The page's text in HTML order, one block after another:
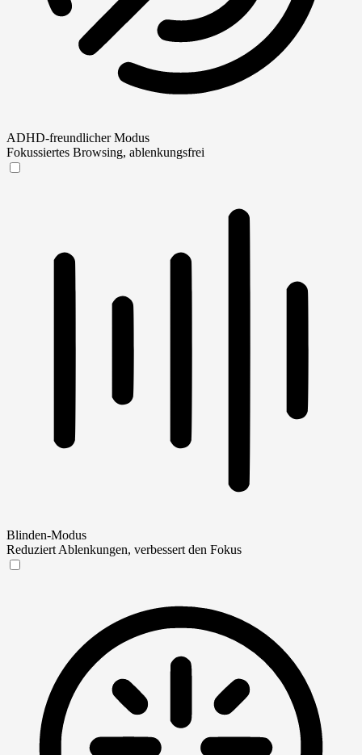
ADHD-freundlicher Modus
Fokussiertes Browsing, ablenkungsfrei
Blinden-Modus
Reduziert Ablenkungen, verbessert den Fokus